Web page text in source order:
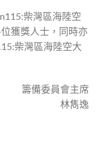
柴灣區海陸空
獲獎人士，同時亦
柴灣區海陸空大
籌備委員會主席
林雋逸